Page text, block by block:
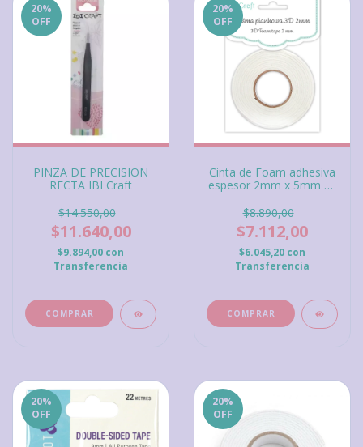
20%
OFF
PINZA DE PRECISION
RECTA IBI Craft
$14.550,00
$11.640,00
$9.894,00 con
Transferencia
20%
OFF
Cinta de Foam adhesiva
espesor 2mm x 5mm de
$8.890,00
$7.112,00
$6.045,20 con
Transferencia
20%
OFF
20%
OFF